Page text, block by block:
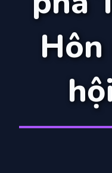
Hôn